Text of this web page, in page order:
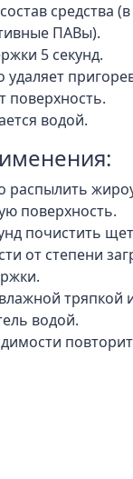
средства
ПАВы).
5 секунд.
удаляет
поверхность.
водой.
распылить
поверхность.
почистить
от степени
тряпкой
водой.